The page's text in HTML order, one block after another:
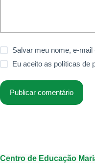
Salvar meu nome, e-
Eu aceito as políticas de
Publicar comentário
Centro de Educação